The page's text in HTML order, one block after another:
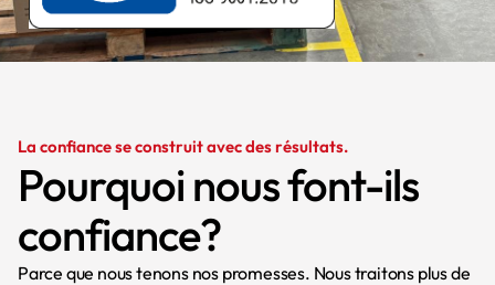
La confiance se construit avec des résultats.
Pourquoi nous font-ils
confiance?
Parce que nous tenons nos promesses. Nous traitons plus de